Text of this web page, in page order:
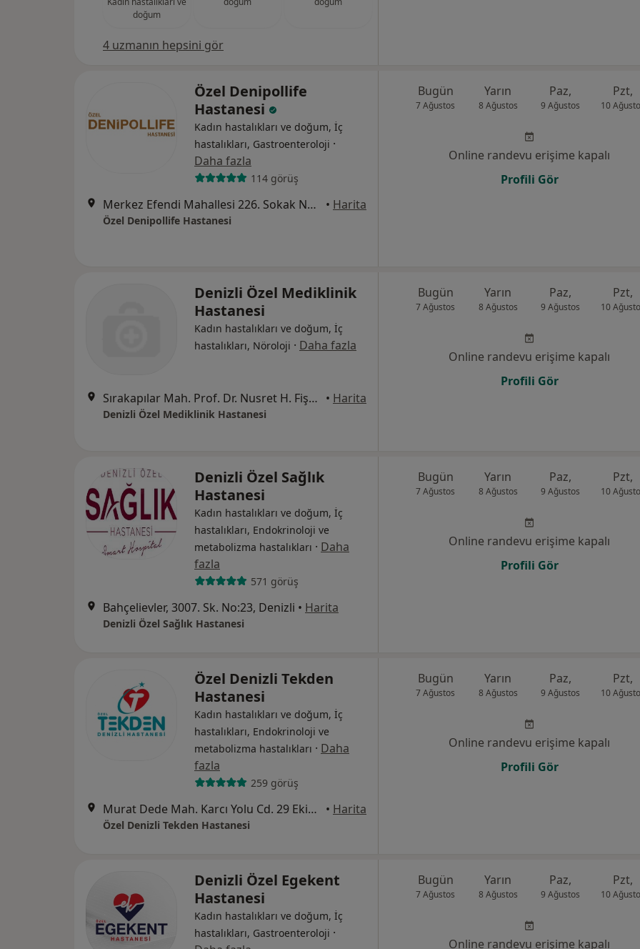
doğum
4 uzmanın hepsini gör
Özel Denipollife
Hastanesi
Kadın hastalıkları ve doğum, İç
hastalıkları, Gastroenteroloji ·
Daha fazla
114 görüş
Merkez Efendi Mahallesi 226. Sokak No:156, Denizli • Harita
Özel Denipollife Hastanesi
Bugün
7 Ağustos
Yarın
8 Ağustos
Paz,
9 Ağustos
Pzt,
10
Online randevu erişime kapalı
Profili Gör
Denizli Özel Mediklinik
Hastanesi
Kadın hastalıkları ve doğum, İç
hastalıkları, Nöroloji · Daha fazla
Sırakapılar Mah. Prof. Dr. Nusret H. Fişek Sok. No: 11, Denizli • Harita
Denizli Özel Mediklinik Hastanesi
Bugün
7 Ağustos
Yarın
8 Ağustos
Paz,
9 Ağustos
Pzt,
10
Online randevu erişime kapalı
Profili Gör
Denizli Özel Sağlık
Hastanesi
Kadın hastalıkları ve doğum, İç
hastalıkları, Endokrinoloji ve
metabolizma hastalıkları · Daha
fazla
571 görüş
Bahçelievler, 3007. Sk. No:23, Denizli • Harita
Denizli Özel Sağlık Hastanesi
Bugün
7 Ağustos
Yarın
8 Ağustos
Paz,
9 Ağustos
Pzt,
10
Online randevu erişime kapalı
Profili Gör
Özel Denizli Tekden
Hastanesi
Kadın hastalıkları ve doğum, İç
hastalıkları, Endokrinoloji ve
metabolizma hastalıkları · Daha
fazla
259 görüş
Murat Dede Mah. Karcı Yolu Cd. 29 Ekim Bul. No:57, Denizli • Harita
Özel Denizli Tekden Hastanesi
Bugün
7 Ağustos
Yarın
8 Ağustos
Paz,
9 Ağustos
Pzt,
10
Online randevu erişime kapalı
Profili Gör
Denizli Özel Egekent
Hastanesi
Kadın hastalıkları ve doğum, İç
hastalıkları, Gastroenteroloji ·
Bugün
7 Ağustos
Yarın
8 Ağustos
Paz,
9 Ağustos
Pzt,
10
Online randevu erişime kapalı